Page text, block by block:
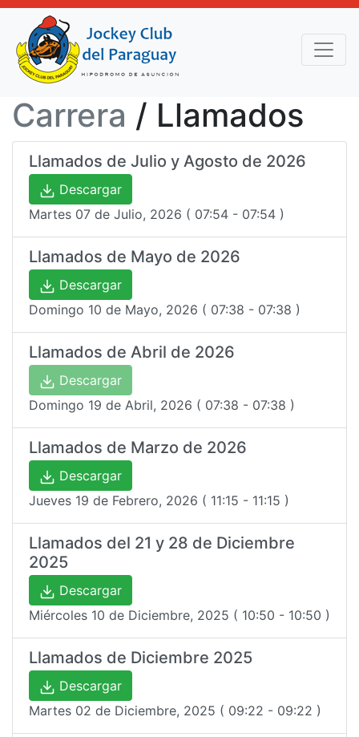
Carrera / Llamados
Llamados de Julio y Agosto de 2026
Descargar
Martes 07 de Julio, 2026 ( 07:54 - 07:54 )
Llamados de Mayo de 2026
Descargar
Domingo 10 de Mayo, 2026 ( 07:38 - 07:38 )
Llamados de Abril de 2026
Descargar
Domingo 19 de Abril, 2026 ( 07:38 - 07:38 )
Llamados de Marzo de 2026
Descargar
Jueves 19 de Febrero, 2026 ( 11:15 - 11:15 )
Llamados del 21 y 28 de Diciembre
2025
Descargar
Miércoles 10 de Diciembre, 2025 ( 10:50 - 10:50 )
Llamados de Diciembre 2025
Descargar
Martes 02 de Diciembre, 2025 ( 09:22 - 09:22 )